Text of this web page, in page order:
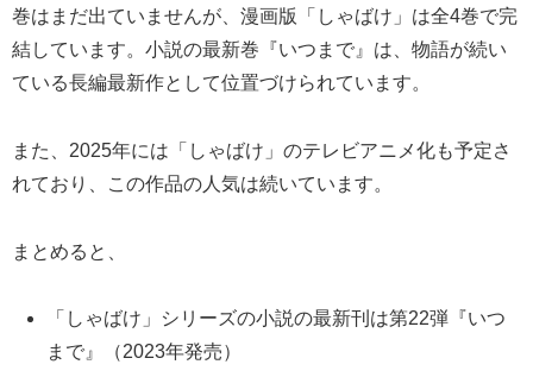
巻はまだ出ていませんが、漫画版「しゃばけ」は全4巻で完
結しています。小説の最新巻『いつまで』は、物語が続い
ている長編最新作として位置づけられています。
また、2025年には「しゃばけ」のテレビアニメ化も予定さ
れており、この作品の人気は続いています。
まとめると、
「しゃばけ」シリーズの小説の最新刊は第22弾『いつ
まで』（2023年発売）